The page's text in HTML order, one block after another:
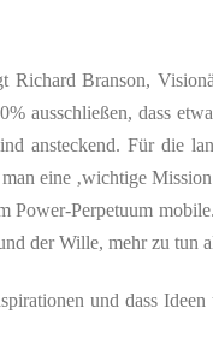
Richard Branson,
ausschließen, dass
ansteckend. Für die
eine ‚wichtige
Power-Perpetuum
der Wille, mehr zu tun
und dass